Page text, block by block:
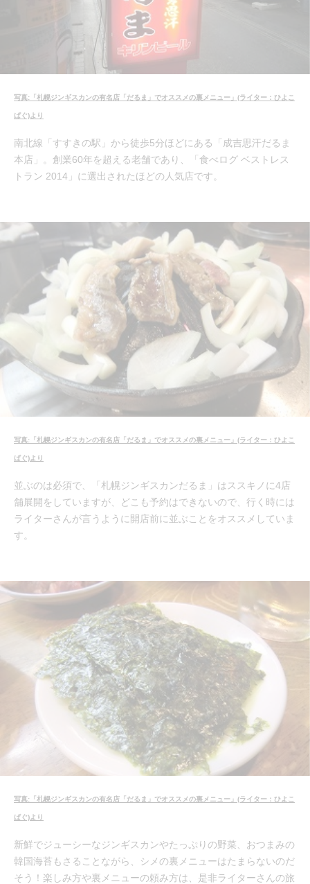
写真:「札幌ジンギスカンの有名店「だるま」でオススメの裏メニュー」(ライター：ひよこ
ぱぐ)より
南北線「すすきの駅」から徒歩5分ほどにある「成吉思汗だるま
本店」。創業60年を超える老舗であり、「食べログ ベストレス
トラン 2014」に選出されたほどの人気店です。
写真:「札幌ジンギスカンの有名店「だるま」でオススメの裏メニュー」(ライター：ひよこ
ぱぐ)より
並ぶのは必須で、「札幌ジンギスカンだるま」はススキノに4店
舗展開をしていますが、どこも予約はできないので、行く時には
ライターさんが言うように開店前に並ぶことをオススメしていま
す。
写真:「札幌ジンギスカンの有名店「だるま」でオススメの裏メニュー」(ライター：ひよこ
ぱぐ)より
新鮮でジューシーなジンギスカンやたっぷりの野菜、おつまみの
韓国海苔もさることながら、シメの裏メニューはたまらないのだ
そう！楽しみ方や裏メニューの頼み方は、是非ライターさんの旅